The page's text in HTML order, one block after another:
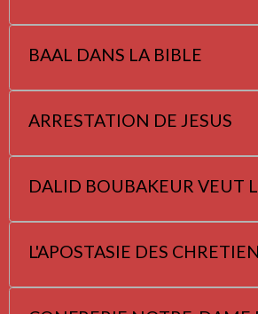
BAAL DANS LA BIBLE
ARRESTATION DE JESUS
DALID BOUBAKEUR VEUT
L'APOSTASIE DES